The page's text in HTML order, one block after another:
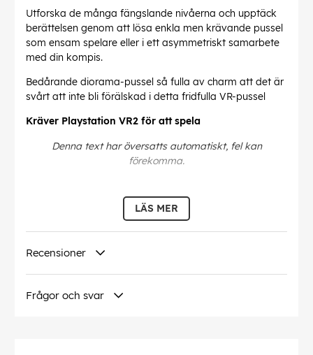
Utforska de många fängslande nivåerna och upptäck
berättelsen genom att lösa enkla men krävande pussel
som ensam spelare eller i ett asymmetriskt samarbete
med din kompis.
Bedårande diorama-pussel så fulla av charm att det är
svårt att inte bli förälskad i detta fridfulla VR-pussel
Kräver Playstation VR2 för att spela
Denna text har översatts automatiskt, fel kan
förekomma.
LÄS MER
Recensioner
Frågor och svar